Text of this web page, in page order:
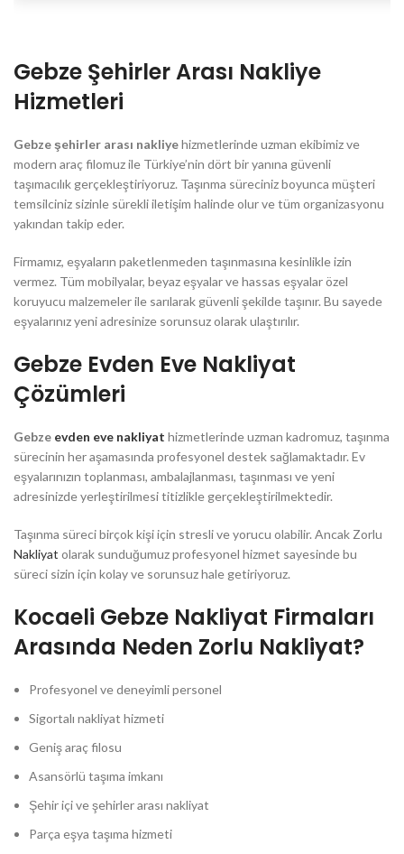
Gebze Şehirler Arası Nakliye
Hizmetleri
Gebze şehirler arası nakliyehizmetlerinde uzman ekibimiz ve
modern araç filomuz ile Türkiye’nin dört bir yanına güvenli
taşımacılık gerçekleştiriyoruz. Taşınma süreciniz boyunca müşteri
temsilciniz sizinle sürekli iletişim halinde olur ve tüm organizasyonu
yakından takip eder.
Firmamız, eşyaların paketlenmeden taşınmasına kesinlikle izin
vermez. Tüm mobilyalar, beyaz eşyalar ve hassas eşyalar özel
koruyucu malzemeler ile sarılarak güvenli şekilde taşınır. Bu sayede
eşyalarınız yeni adresinize sorunsuz olarak ulaştırılır.
Gebze Evden Eve Nakliyat
Çözümleri
Gebze evden eve nakliyat hizmetlerinde uzman kadromuz, taşınma
sürecinin her aşamasında profesyonel destek sağlamaktadır. Ev
eşyalarınızın toplanması, ambalajlanması, taşınması ve yeni
adresinizde yerleştirilmesi titizlikle gerçekleştirilmektedir.
Taşınma süreci birçok kişi için stresli ve yorucu olabilir. Ancak Zorlu
Nakliyat olarak sunduğumuz profesyonel hizmet sayesinde bu
süreci sizin için kolay ve sorunsuz hale getiriyoruz.
Kocaeli Gebze Nakliyat Firmaları
Arasında Neden Zorlu Nakliyat?
Profesyonel ve deneyimli personel
Sigortalı nakliyat hizmeti
Geniş araç filosu
Asansörlü taşıma imkanı
Şehir içi ve şehirler arası nakliyat
Parça eşya taşıma hizmeti